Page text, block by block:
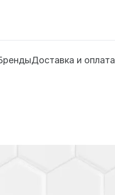
Доставка и оплата